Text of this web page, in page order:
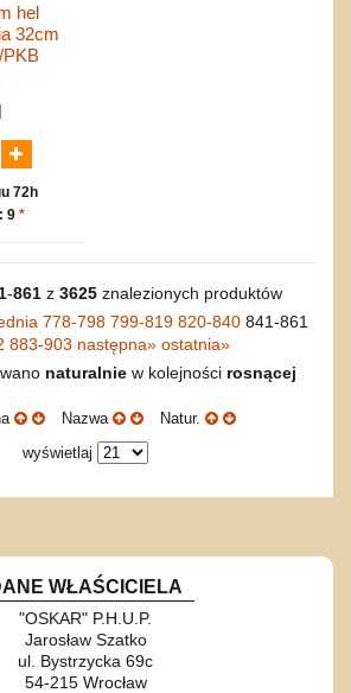
hel
32cm
72h
9 *
-861z 3625znalezionych produktów
778-798 799-819 820-840 841-861
883-903 następna» ostatnia»
naturalniew kolejności rosnącej
Nazwa
Natur.
wyświetlaj
WŁAŚCICIELA
"OSKAR" P.H.U.P.
Jarosław Szatko
ul. Bystrzycka 69c
54-215 Wrocław